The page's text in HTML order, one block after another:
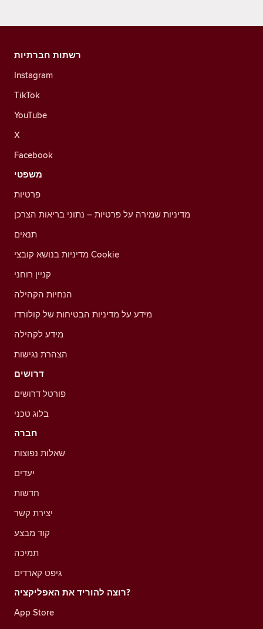
רשתות חברתיות
Instagram
TikTok
YouTube
X
Facebook
משפטי
פרטיות
מדיניות שמירה על פרטיות – נתוני בריאות הצרכן
תנאים
מדיניות בנושא קובצי Cookie
קניין רוחני
הנחיות הקהילה
מידע על מדיניות הבטיחות של קולורדו
מידע לקהילה
הצהרת נגישות
דרושים
פורטל דרושים
בלוג טכני
חברה
שאלות נפוצות
יעדים
חדשות
יצירת קשר
קוד מבצע
תמיכה
גיפט קארדים
רוצה להוריד את האפליקציה?
App Store